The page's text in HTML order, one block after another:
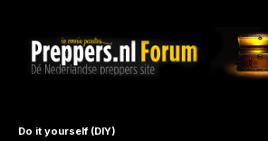
Do it yourself (DIY)